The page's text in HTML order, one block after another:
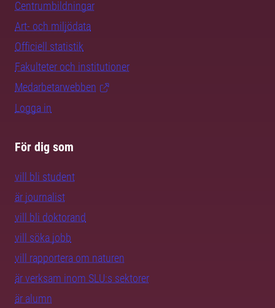
Centrumbildningar
Art- och miljödata
Officiell statistik
Fakulteter och institutioner
Medarbetarwebben
Logga in
För dig som
vill bli student
är journalist
vill bli doktorand
vill söka jobb
vill rapportera om naturen
är verksam inom SLU:s sektorer
är alumn